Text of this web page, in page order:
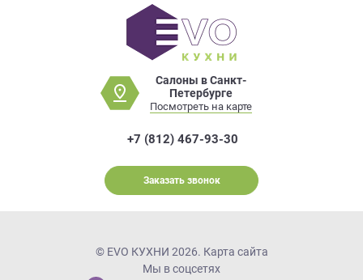
Салоны в Санкт-
Петербурге
Посмотреть на карте
+7 (812) 467-93-30
Заказать звонок
© EVO КУХНИ 2026. Карта сайта
Мы в соцсетях